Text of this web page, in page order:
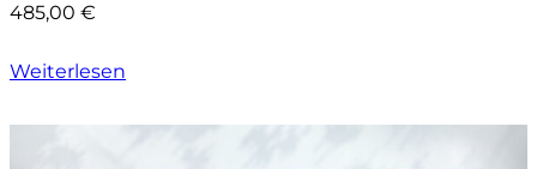
485,00 €
Weiterlesen